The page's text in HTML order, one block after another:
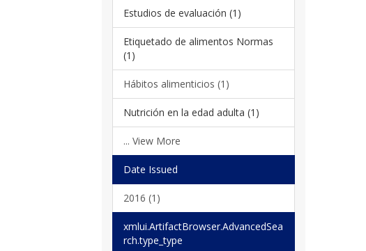
Estudios de evaluación (1)
Etiquetado de alimentos Normas
(1)
Hábitos alimenticios (1)
Nutrición en la edad adulta (1)
... View More
Date Issued
2016 (1)
xmlui.ArtifactBrowser.AdvancedSea
rch.type_type